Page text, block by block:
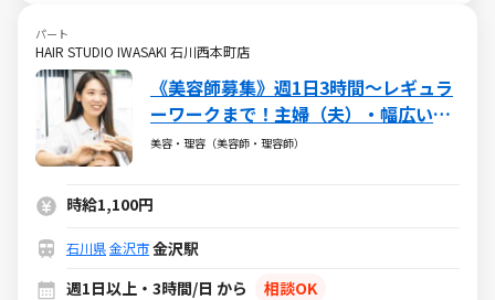
パート
HAIR STUDIO IWASAKI 石川西本町店
《美容師募集》週1日3時間～レギュラ
ーワークまで！主婦（夫）・幅広い年
代が活躍しています
美容・理容（美容師・理容師）
時給1,100円
石川県金沢市金沢駅
週1日以上・3時間/日 から
相談OK